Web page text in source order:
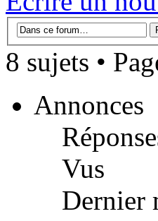
8 sujets •
Annonces
Vus
Dernier